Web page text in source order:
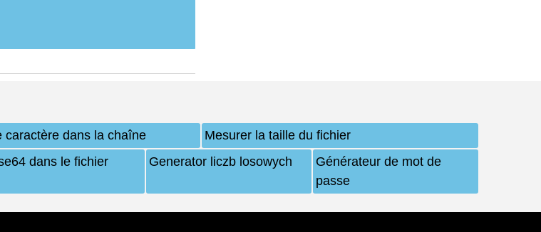
caractère dans la chaîne
Mesurer la taille du fichier
dans le fichier Generator liczb losowych
Générateur de mot de
passe